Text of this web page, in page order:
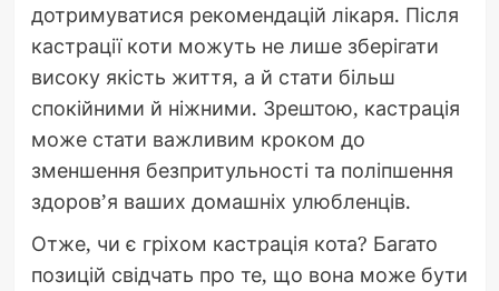
дотримуватися рекомендацій лікаря. Після
кастрації коти можуть не лише зберігати
високу якість життя, а й стати більш
спокійними й ніжними. Зрештою, кастрація
може стати важливим кроком до
зменшення безпритульності та поліпшення
здоров’я ваших домашніх улюбленців.
Отже, чи є гріхом кастрація кота? Багато
позицій свідчать про те, що вона може бути